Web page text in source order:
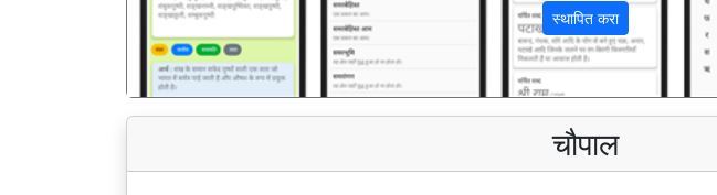
स्थापित करा
चौपाल